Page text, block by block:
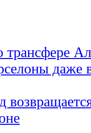
трансфере
даже